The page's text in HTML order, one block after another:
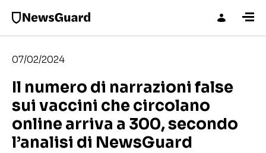
07/02/2024
Il numero di narrazioni false
sui vaccini che circolano
online arriva a 300, secondo
l’analisi di NewsGuard